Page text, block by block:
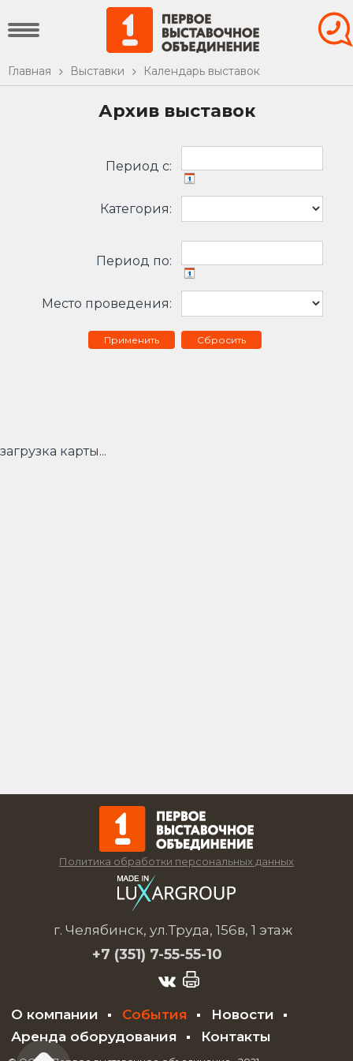
Главная Выставки Календарь выставок
Архив выставок
Период c:
Категория:
Период по:
Место проведения:
Сбросить
загрузка карты...
Политика обработки персональных данных
г. Челябинск, ул.Труда, 156в, 1 этаж
+7 (351) 7-55-55-10
О компании События
Новости
Аренда оборудования
Контакты